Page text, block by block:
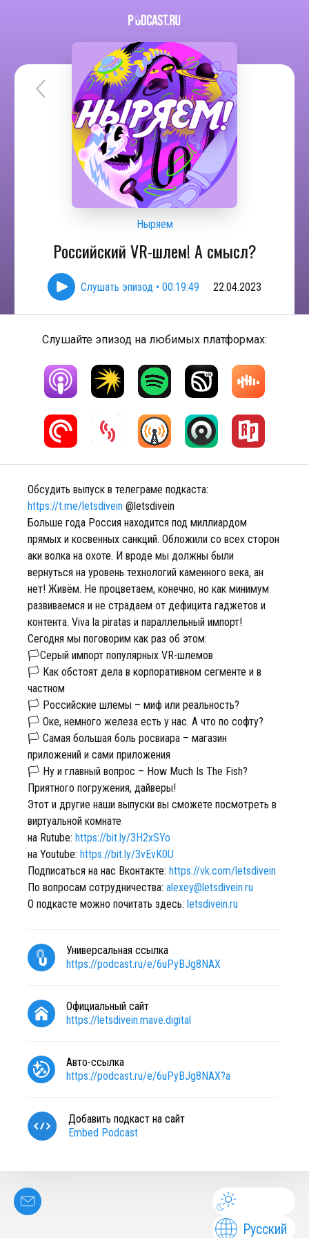
Ныряем
Российский VR-шлем! А смысл?
Слушать эпизод • 00:19:49 22.04.2023
Слушайте эпизод на любимых платформах:
Обсудить выпуск в телеграме подкаста:
https://t.me/letsdivein @letsdivein
Больше года Россия находится под миллиардом
прямых и косвенных санкций. Обложили со всех сторон
аки волка на охоте. И вроде мы должны были
вернуться на уровень технологий каменного века, ан
нет! Живём. Не процветаем, конечно, но как минимум
развиваемся и не страдаем от дефицита гаджетов и
контента. Viva la piratas и параллельный импорт!
Сегодня мы поговорим как раз об этом:
🏳️Серый импорт популярных VR-шлемов
🏳️ Как обстоят дела в корпоративном сегменте и в
частном
🏳️ Российские шлемы – миф или реальность?
🏳️ Оке, немного железа есть у нас. А что по софту?
🏳️ Самая большая боль росвиара – магазин
приложений и сами приложения
🏳️ Ну и главный вопрос – How Much Is The Fish?
Приятного погружения, дайверы!
Этот и другие наши выпуски вы сможете посмотреть в
виртуальной комнате
на Rutube: https://bit.ly/3H2xSYo
на Youtube: https://bit.ly/3vEvK0U
Подписаться на нас Вконтакте: https://vk.com/letsdivein
По вопросам сотрудничества: alexey@letsdivein.ru
О подкасте можно почитать здесь: letsdivein.ru
Универсальная ссылка
https://podcast.ru/e/6uPyBJg8NAX
Официальный сайт
https://letsdivein.mave.digital
Авто-ссылка
https://podcast.ru/e/6uPyBJg8NAX?a
Добавить подкаст на сайт
Embed Podcast
Русский